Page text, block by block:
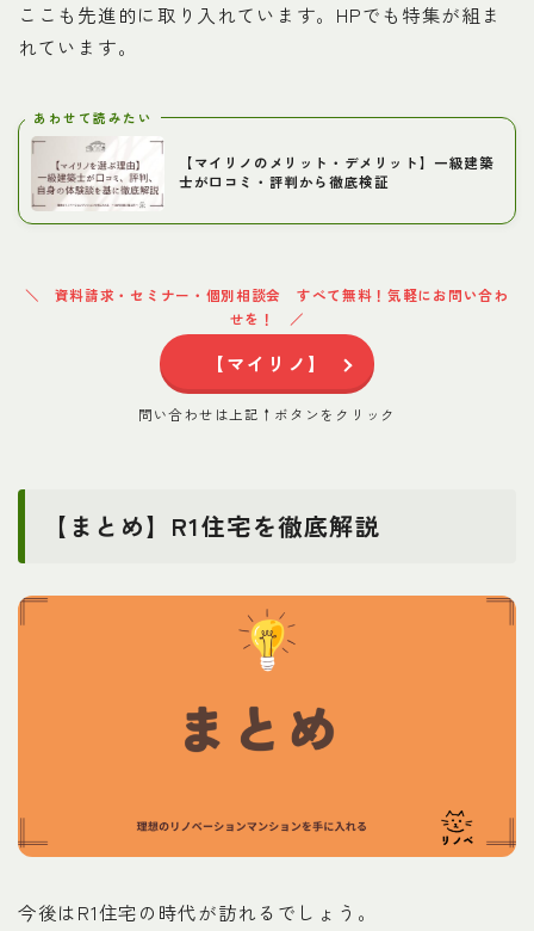
ここも先進的に取り入れています。HPでも特集が組ま
れています。
あわせて読みたい
【マイリノのメリット・デメリット】一級建築
士が口コミ・評判から徹底検証
資料請求・セミナー・個別相談会 すべて無料！気軽にお問い合わ
せを！
【マイリノ】
問い合わせは上記↑ボタンをクリック
【まとめ】R1住宅を徹底解説
今後はR1住宅の時代が訪れるでしょう。